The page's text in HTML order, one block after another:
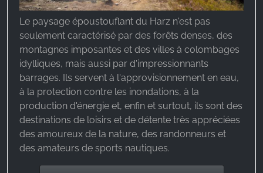
Le paysage époustouflant du Harz n'est pas
seulement caractérisé par des forêts denses, des
montagnes imposantes et des villes à colombages
idylliques, mais aussi par d'impressionnants
barrages. Ils servent à l'approvisionnement en eau,
à la protection contre les inondations, à la
production d'énergie et, enfin et surtout, ils sont des
destinations de loisirs et de détente très appréciées
des amoureux de la nature, des randonneurs et
des amateurs de sports nautiques.